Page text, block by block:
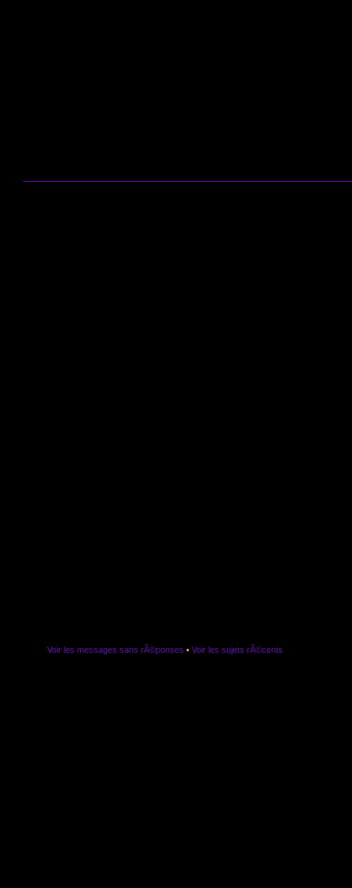
Voir les messages sans rÃ©ponses • Voir les sujets rÃ©cents